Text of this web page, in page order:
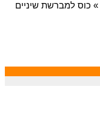
» כוס למברשת שיניים